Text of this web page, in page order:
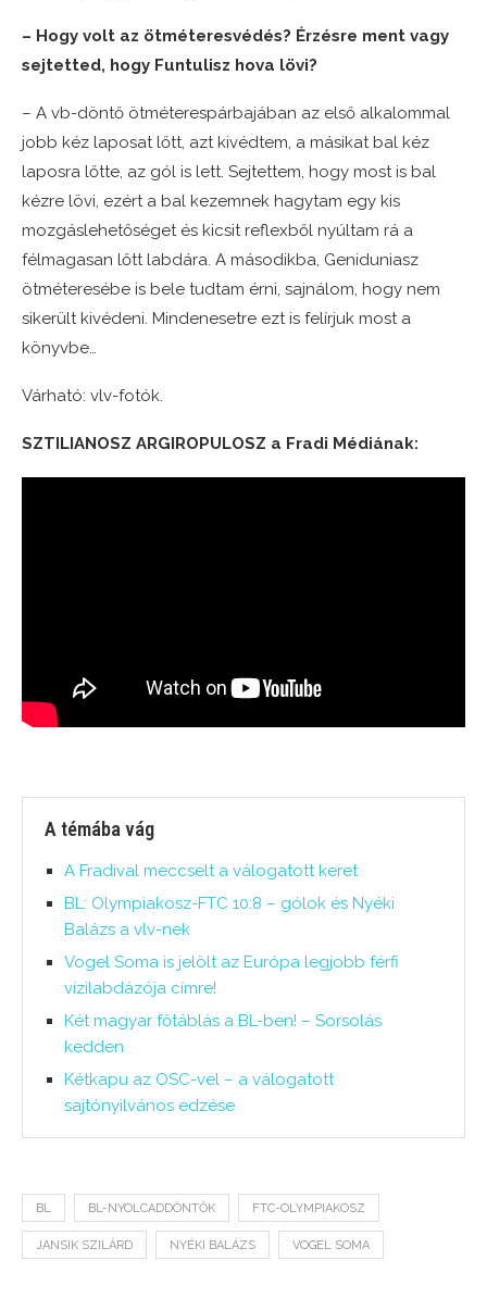
– Hogy volt az ötméteresvédés? Érzésre ment vagy
sejtetted, hogy Funtulisz hova lövi?
– A vb-döntő ötméterespárbajában az első alkalommal
jobb kéz laposat lőtt, azt kivédtem, a másikat bal kéz
laposra lőtte, az gól is lett. Sejtettem, hogy most is bal
kézre lövi, ezért a bal kezemnek hagytam egy kis
mozgáslehetőséget és kicsit reflexből nyúltam rá a
félmagasan lőtt labdára. A másodikba, Geniduniasz
ötméteresébe is bele tudtam érni, sajnálom, hogy nem
sikerült kivédeni. Mindenesetre ezt is felírjuk most a
könyvbe…
Várható: vlv-fotók.
SZTILIANOSZ ARGIROPULOSZ a Fradi Médiának:
A témába vág
A Fradival meccselt a válogatott keret
BL: Olympiakosz-FTC 10:8 – gólok és Nyéki
Balázs a vlv-nek
Vogel Soma is jelölt az Európa legjobb férfi
vízilabdázója címre!
Két magyar főtáblás a BL-ben! – Sorsolás
kedden
Kétkapu az OSC-vel – a válogatott
sajtónyilvános edzése
BL BL-NYOLCADDÖNTŐK FTC-OLYMPIAKOSZ
JANSIK SZILÁRD NYÉKI BALÁZS VOGEL SOMA